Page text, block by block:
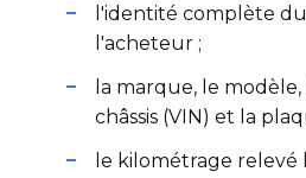
l'identité complète
l'acheteur ;
la marque, le
châssis (VIN) et la
le kilométrage relevé